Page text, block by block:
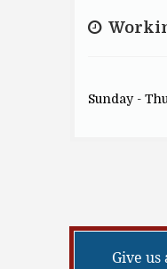
Sunday -
Give us